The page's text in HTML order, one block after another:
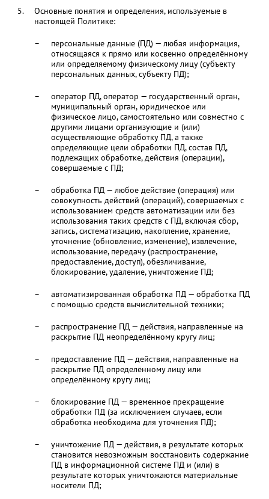
Основные понятия и определения, используемые в
настоящей Политике:
персональные данные (ПД) — любая информация,
относящаяся к прямо или косвенно определённому
или определяемому физическому лицу (субъекту
персональных данных, субъекту ПД);
оператор ПД, оператор — государственный орган,
муниципальный орган, юридическое или
физическое лицо, самостоятельно или совместно с
другими лицами организующие и (или)
осуществляющие обработку ПД, а также
определяющие цели обработки ПД, состав ПД,
подлежащих обработке, действия (операции),
совершаемые с ПД;
обработка ПД — любое действие (операция) или
совокупность действий (операций), совершаемых с
использованием средств автоматизации или без
использования таких средств с ПД, включая сбор,
запись, систематизацию, накопление, хранение,
уточнение (обновление, изменение), извлечение,
использование, передачу (распространение,
предоставление, доступ), обезличивание,
блокирование, удаление, уничтожение ПД;
автоматизированная обработка ПД — обработка ПД
с помощью средств вычислительной техники;
распространение ПД — действия, направленные на
раскрытие ПД неопределённому кругу лиц;
предоставление ПД — действия, направленные на
раскрытие ПД определённому лицу или
определённому кругу лиц;
блокирование ПД — временное прекращение
обработки ПД (за исключением случаев, если
обработка необходима для уточнения ПД);
уничтожение ПД — действия, в результате которых
становится невозможным восстановить содержание
ПД в информационной системе ПД и (или) в
результате которых уничтожаются материальные
носители ПД;